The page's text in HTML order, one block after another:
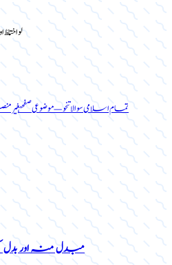
لو
تمام اسلامی سوالاتنحو — موضوعی صفحہغیر
مبدل منہ اور بدل کی